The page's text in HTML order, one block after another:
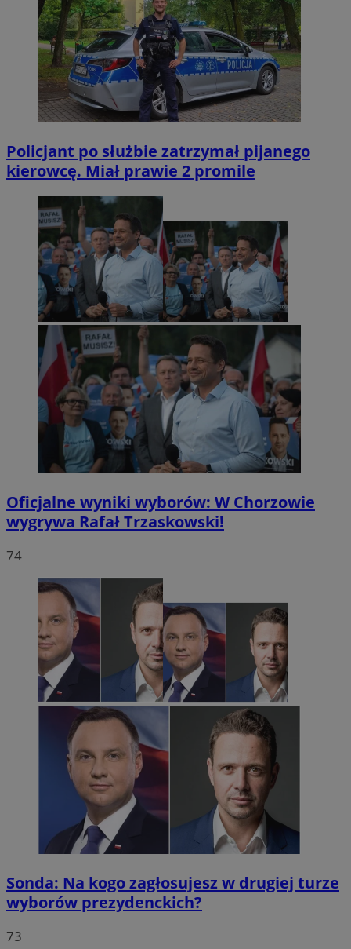
Policjant po służbie zatrzymał pijanego
kierowcę. Miał prawie 2 promile
Oficjalne wyniki wyborów: W Chorzowie
wygrywa Rafał Trzaskowski!
74
Sonda: Na kogo zagłosujesz w drugiej turze
wyborów prezydenckich?
73